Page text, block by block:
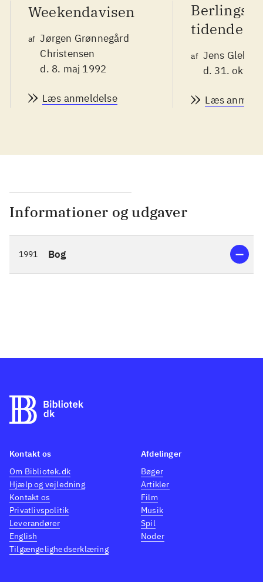
Weekendavisen
af Jørgen Grønnegård
Christensen
d. 8. maj 1992
Læs anmeldelse
tidende
af Jens Glebe-
d. 31. okt.
Læs
Informationer og udgaver
1991 Bog
Kontakt os
Om Bibliotek.dk
Hjælp og vejledning
Kontakt os
Privatlivspolitik
Leverandører
English
Tilgængelighedserklæring
Afdelinger
Bøger
Artikler
Film
Musik
Spil
Noder